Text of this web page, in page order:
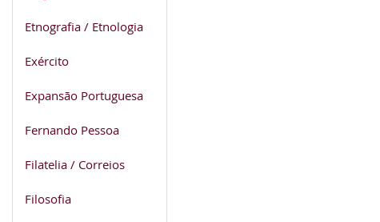
Etnografia / Etnologia
Exército
Expansão Portuguesa
Fernando Pessoa
Filatelia / Correios
Filosofia